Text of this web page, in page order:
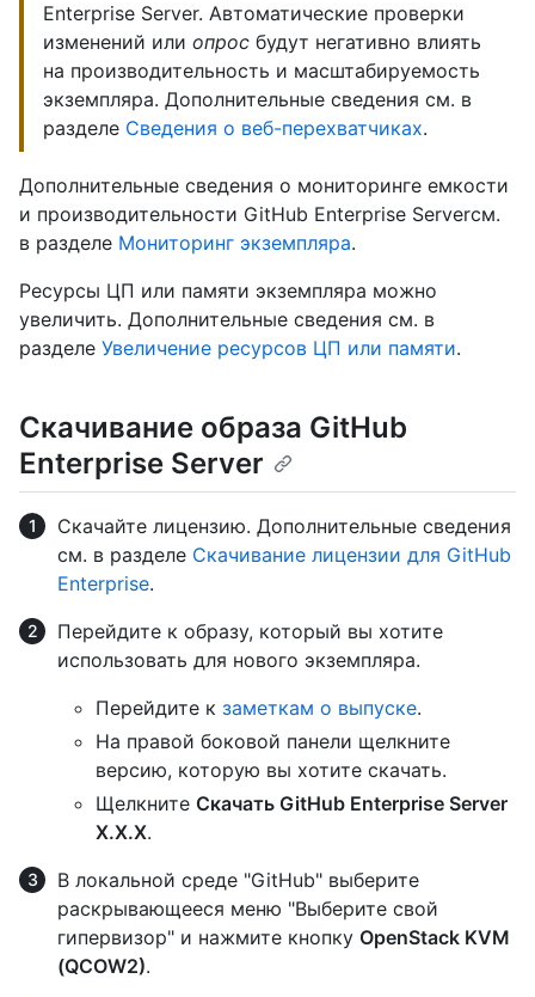
Enterprise Server. Автоматические проверки
изменений или опрос будут негативно влиять
на производительность и масштабируемость
экземпляра. Дополнительные сведения см. в
разделе Сведения о веб-перехватчиках.
Дополнительные сведения о мониторинге емкости
и производительности GitHub Enterprise Serverсм.
в разделе Мониторинг экземпляра.
Ресурсы ЦП или памяти экземпляра можно
увеличить. Дополнительные сведения см. в
разделе Увеличение ресурсов ЦП или памяти.
Скачивание образа GitHub
Enterprise Server
Скачайте лицензию. Дополнительные сведения
см. в разделе Скачивание лицензии для GitHub
Enterprise.
Перейдите к образу, который вы хотите
использовать для нового экземпляра.
Перейдите к заметкам о выпуске.
На правой боковой панели щелкните
версию, которую вы хотите скачать.
Щелкните Скачать GitHub Enterprise Server
X.X.X.
В локальной среде "GitHub" выберите
раскрывающееся меню "Выберите свой
гипервизор" и нажмите кнопку OpenStack KVM
(QCOW2).